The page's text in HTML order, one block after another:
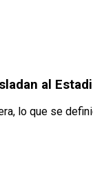
al
lo que se